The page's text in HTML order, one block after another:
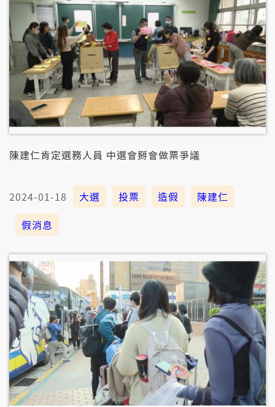
陳建仁肯定選務人員 中選會掰會做票爭議
2024-01-18 大選 投票 造假
陳建仁
假消息